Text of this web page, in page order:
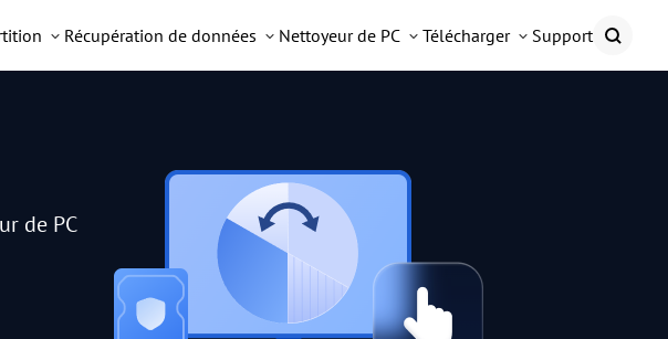
Récupération de données Nettoyeur de PC Télécharger Support
de PC